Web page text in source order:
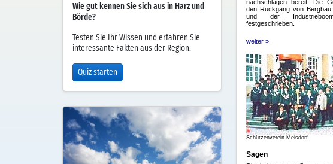
Wie gut kennen Sie sich aus in Harz und
Börde?
Testen Sie Ihr Wissen und erfahren Sie
interessante Fakten aus der Region.
Quiz starten